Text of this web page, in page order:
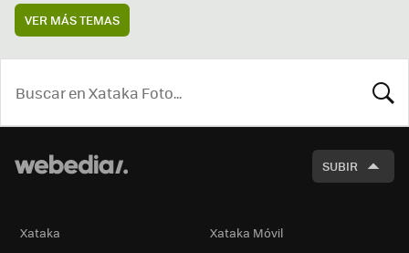
VER MÁS TEMAS
SUBIR
Xataka Xataka Móvil